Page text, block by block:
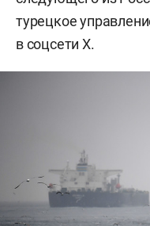
турецкое
в соцсети Х.